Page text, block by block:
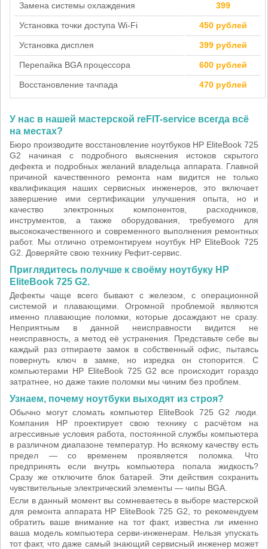
Замена системы охлаждения 399
Установка точки доступа Wi-Fi 450 рублей
Установка дисплея 399 рублей
Перепайка BGA процессора 600 рублей
Восстановление тачпада 470 рублей
У нас в нашей мастерской reFIT-service всегда всё
на местах?
Бюро производите восстановление ноутбуков HP EliteBook 725
G2 начиная с подробного выяснения истоков скрытого
дефекта и подробных желаний владельца аппарата. Главной
причиной качественного ремонта нам видится не только
квалификация наших сервисных инженеров, это включает
завершение ими сертификации улучшения опыта, но и
качество электронных компонентов, расходников,
инструментов, а также оборудования, требуемого для
высококачественного и современного выполнения ремонтных
работ. Мы отлично отремонтируем ноутбук HP EliteBook 725
G2. Доверяйте свою технику Рефит-сервис.
Приглядитесь получше к своёму ноутбуку HP
EliteBook 725 G2.
Дефекты чаще всего бывают с железом, с операционной
системой и плавающими. Огромной проблемой являются
именно плавающие поломки, которые досаждают не сразу.
Неприятным в данной неисправности видится не
неисправность, а метод её устранения. Представьте себе вы
каждый раз отпираете замок в собственный офис, пытаясь
повернуть ключ в замке, но изредка он стопорится. С
компьютерами HP EliteBook 725 G2 все происходит гораздо
затратнее, но даже такие поломки мы чиним без проблем.
Узнаем, почему ноутбуки выходят из строя?
Обычно могут сломать компьютер EliteBook 725 G2 люди.
Компания HP проектирует свою технику с расчётом на
агрессивные условия работа, постоянной службы компьютера
в различном диапазоне температур. Но всякому качеству есть
предел — со временем проявляется поломка. Что
предпринять если внутрь компьютера попала жидкость?
Сразу же отключите блок батарей. Эти действия сохранить
чувствительные электрический элементы — чипы BGA.
Если в данный момент вы сомневаетесь в выборе мастерской
для ремонта аппарата HP EliteBook 725 G2, то рекомендуем
обратить ваше внимание на тот факт, известна ли именно
ваша модель компьютера серви-инженерам. Нельзя упускать
тот факт, что даже самый знающий сервисный инженер может